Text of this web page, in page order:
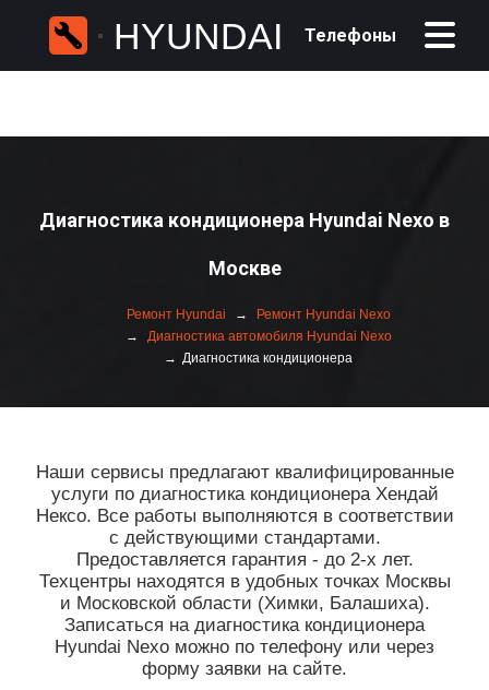
HYUNDAI Телефоны
Диагностика кондиционера Hyundai Nexo в
Москве
Ремонт Hyundai
Ремонт Hyundai Nexo
Диагностика автомобиля Hyundai Nexo
Диагностика кондиционера
Наши сервисы предлагают квалифицированные
услуги по диагностика кондиционера Хендай
Нексо. Все работы выполняются в соответствии
с действующими стандартами.
Предоставляется гарантия - до 2-х лет.
Техцентры находятся в удобных точках Москвы
и Московской области (Химки, Балашиха).
Записаться на диагностика кондиционера
Hyundai Nexo можно по телефону или через
форму заявки на сайте.